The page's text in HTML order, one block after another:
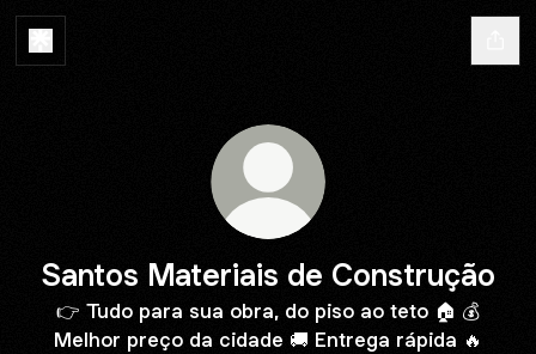
Santos Materiais de Construção
👉 Tudo para sua obra, do piso ao teto 🏠 💰
Melhor preço da cidade 🚚 Entrega rápida 🔥